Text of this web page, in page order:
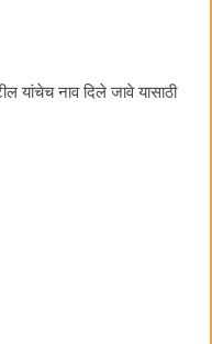
यांचेच नाव दिले जावे यासाठी